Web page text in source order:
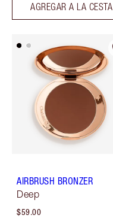
AGREGAR A LA CESTA
AIRBRUSH BRONZER
Deep
$59.00